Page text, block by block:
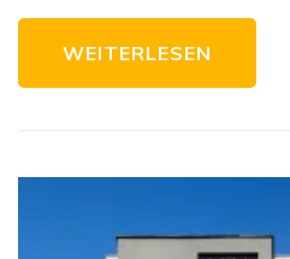
WEITERLESEN